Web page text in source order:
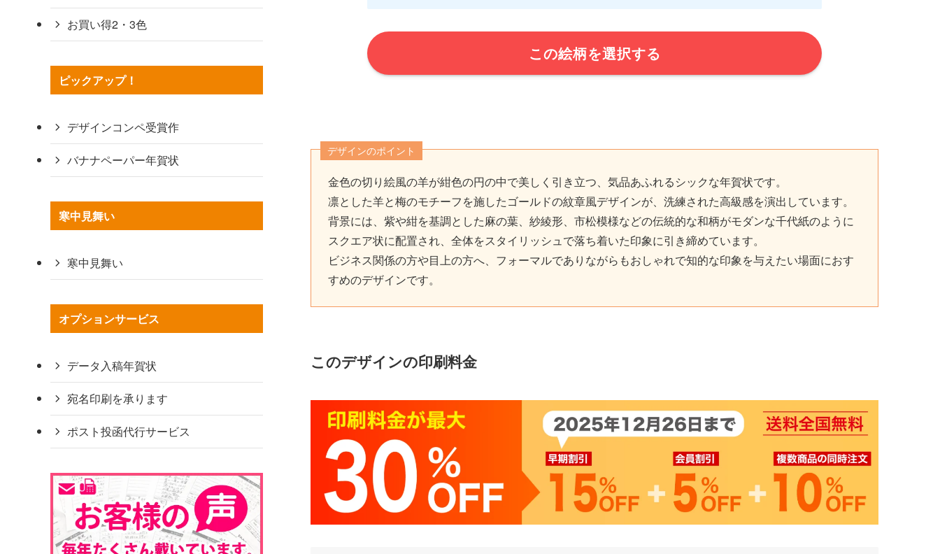
この絵柄を選択する
デザインのポイント
金色の切り絵風の羊が紺色の円の中で美しく引き立つ、気品あふれるシックな年賀状です。
凛とした羊と梅のモチーフを施したゴールドの紋章風デザインが、洗練された高級感を演出しています。
背景には、紫や紺を基調とした麻の葉、紗綾形、市松模様などの伝統的な和柄がモダンな千代紙のように
スクエア状に配置され、全体をスタイリッシュで落ち着いた印象に引き締めています。
ビジネス関係の方や目上の方へ、フォーマルでありながらもおしゃれで知的な印象を与えたい場面におす
すめのデザインです。
このデザインの印刷料金
お買い得2・3色
ピックアップ！
デザインコンペ受賞作
バナナペーパー年賀状
寒中見舞い
寒中見舞い
オプションサービス
データ入稿年賀状
宛名印刷を承ります
ポスト投函代行サービス